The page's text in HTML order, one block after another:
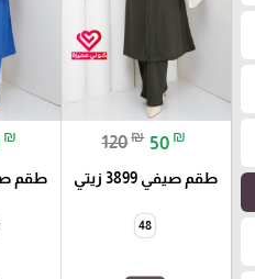
120₪ 50 ₪
طقم صيفي 3899 زيتي
48
₪
طقم صيفي